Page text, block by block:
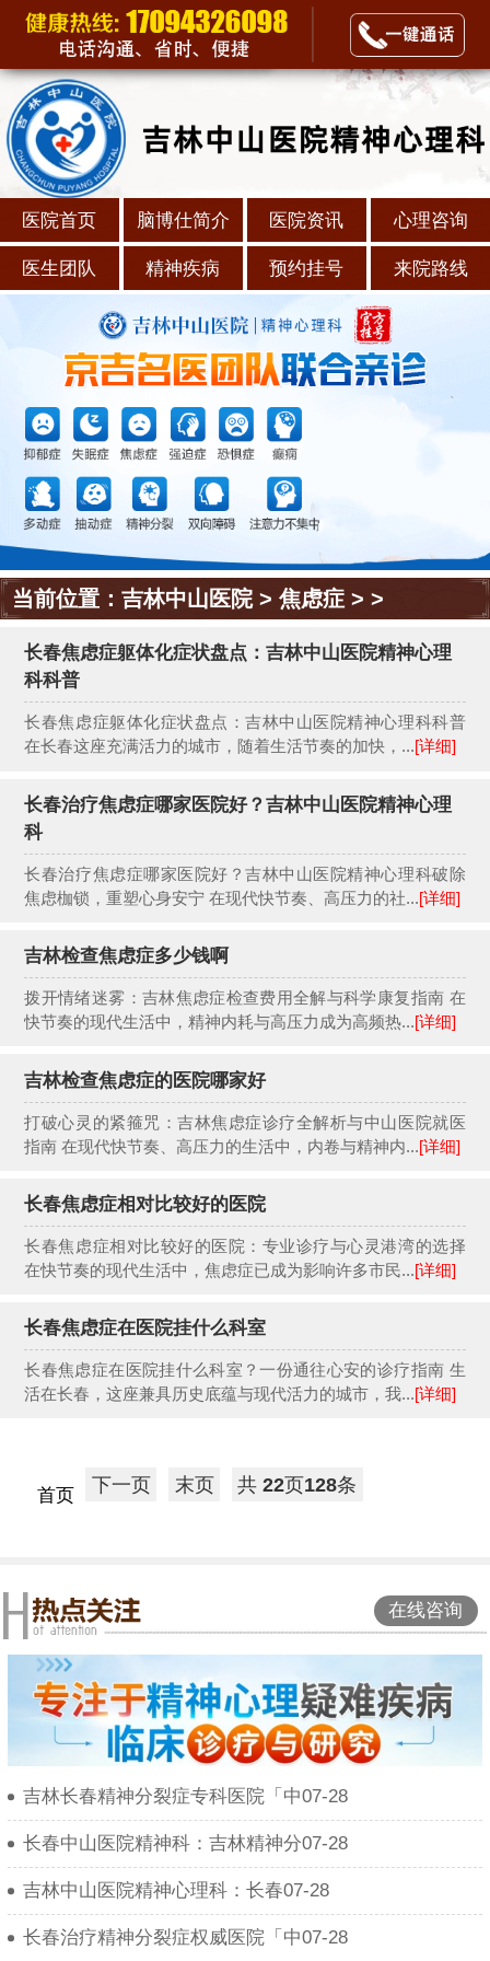
医院首页 脑博仕简介 医院资讯 心理咨询
医生团队 精神疾病 预约挂号 来院路线
当前位置：吉林中山医院>焦虑症 > >
长春焦虑症躯体化症状盘点：吉林中山医院精神心理
科科普
长春焦虑症躯体化症状盘点：吉林中山医院精神心理科科普
在长春这座充满活力的城市，随着生活节奏的加快，...[详细]
长春治疗焦虑症哪家医院好？吉林中山医院精神心理
科
长春治疗焦虑症哪家医院好？吉林中山医院精神心理科破除
焦虑枷锁，重塑心身安宁 在现代快节奏、高压力的社...[详细]
吉林检查焦虑症多少钱啊
拨开情绪迷雾：吉林焦虑症检查费用全解与科学康复指南 在
快节奏的现代生活中，精神内耗与高压力成为高频热...[详细]
吉林检查焦虑症的医院哪家好
打破心灵的紧箍咒：吉林焦虑症诊疗全解析与中山医院就医
指南 在现代快节奏、高压力的生活中，内卷与精神内...[详细]
长春焦虑症相对比较好的医院
长春焦虑症相对比较好的医院：专业诊疗与心灵港湾的选择
在快节奏的现代生活中，焦虑症已成为影响许多市民...[详细]
长春焦虑症在医院挂什么科室
长春焦虑症在医院挂什么科室？一份通往心安的诊疗指南 生
活在长春，这座兼具历史底蕴与现代活力的城市，我...[详细]
首页 下一页 末页 共22页128条
在线咨询
吉林长春精神分裂症专科医院「中07-28
长春中山医院精神科：吉林精神分07-28
吉林中山医院精神心理科：长春07-28
长春治疗精神分裂症权威医院「中07-28